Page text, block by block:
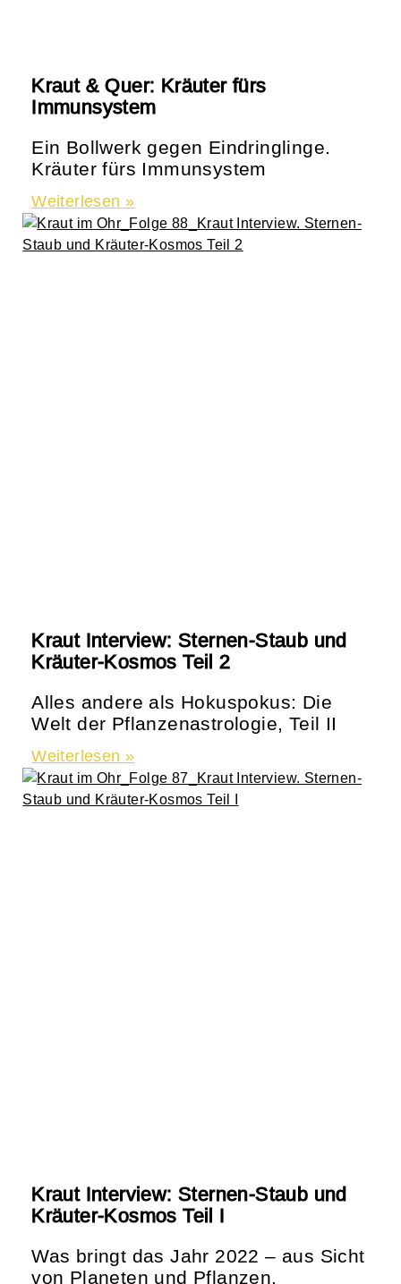
Kraut & Quer: Kräuter fürs
Immunsystem
Ein Bollwerk gegen Eindringlinge.
Kräuter fürs Immunsystem
Weiterlesen »
Kraut Interview: Sternen-Staub und
Kräuter-Kosmos Teil 2
Alles andere als Hokuspokus: Die
Welt der Pflanzenastrologie, Teil II
Weiterlesen »
Kraut Interview: Sternen-Staub und
Kräuter-Kosmos Teil I
Was bringt das Jahr 2022 – aus Sicht
von Planeten und Pflanzen.